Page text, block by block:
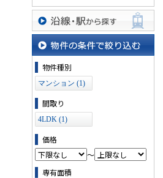
沿線・駅から探す
物件の条件で絞り込む
物件種別
マンション (1)
間取り
4LDK (1)
価格
～
専有面積